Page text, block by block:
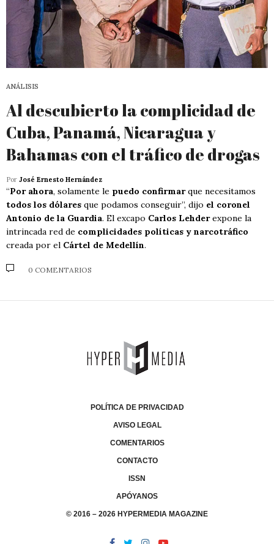
ANÁLISIS
Al descubierto la complicidad de
Cuba, Panamá, Nicaragua y
Bahamas con el tráfico de drogas
Por José Ernesto Hernández
“Por ahora, solamente le puedo confirmarque necesitamos
todos los dólares que podamos conseguir”, dijo el coronel
Antonio de la Guardia. El excapo Carlos Lehderexpone la
intrincada red de complicidades políticas y narcotráfico
creada por el Cártel de Medellín.
0 COMENTARIOS
POLÍTICA DE PRIVACIDAD
AVISO LEGAL
COMENTARIOS
CONTACTO
ISSN
APÓYANOS
© 2016 – 2026 HYPERMEDIA MAGAZINE